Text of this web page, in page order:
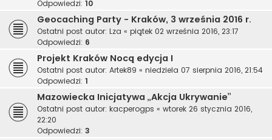
Odpowiedzi: 10
Geocaching Party - Kraków, 3 września 2016 r.
Ostatni post autor: Lza « piątek 02 września 2016, 23:17
Odpowiedzi: 6
Projekt Kraków Nocą edycja I
Ostatni post autor: Artek89 « niedziela 07 sierpnia 2016, 21:54
Odpowiedzi: 1
Mazowiecka Inicjatywa „Akcja Ukrywanie”
Ostatni post autor: kacperogps « wtorek 26 stycznia 2016,
22:20
Odpowiedzi: 3